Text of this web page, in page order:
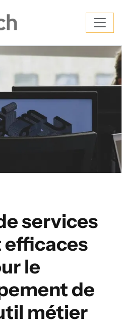
services
efficaces
le
de
métier